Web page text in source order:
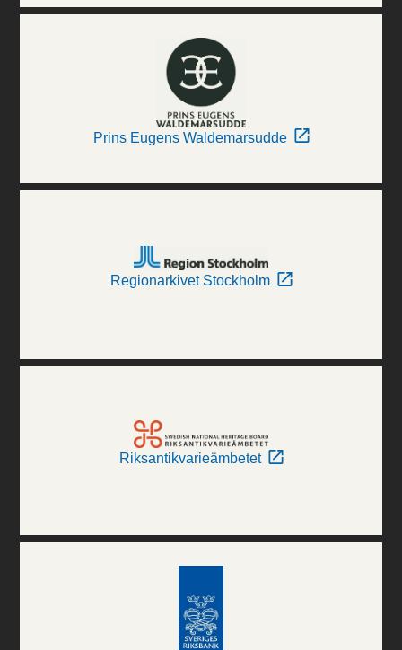
Prins Eugens Waldemarsudde
Regionarkivet Stockholm
Riksantikvarieämbetet